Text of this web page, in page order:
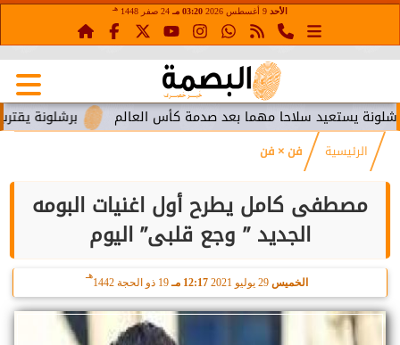
الأحد 03:20 مـ 24 صفر 1448 هـ
برشلونة يقترب من سلاحا مهما بعد صدمة كأس العالم
الرئيسية فن × فن
مصطفى كامل يطرح أول اغنيات البومه
الجديد ” وجع قلبى” اليوم
الخميس 29 يوليو 2021 12:17 مـ 19 ذو الحجة 1442
هـ